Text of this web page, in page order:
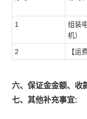
1
组装
机）
2 【运
六、保证金金额、收
七、其他补充事宜: